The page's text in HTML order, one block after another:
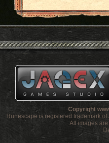
Copyright
Runescape is registered trademark
All images